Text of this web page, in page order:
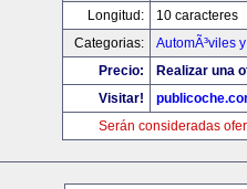
Longitud:
10 caracteres
Categorias:
AutomÃ³viles
Precio:
Realizar una
Visitar!
Serán consideradas